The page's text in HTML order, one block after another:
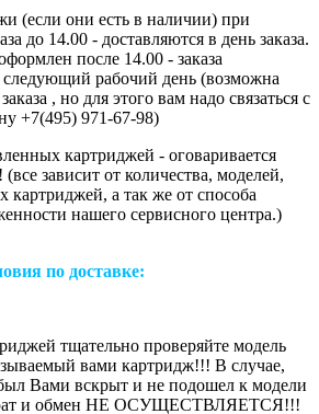
(если они есть в наличии) при
до 14.00 - доставляются в день заказа.
после 14.00 - заказа
следующий рабочий день (возможна
, но для этого вам надо связаться с
+7(495) 971-67-98)
картриджей - оговаривается
зависит от количества, моделей,
картриджей, а так же от способа
нашего сервисного центра.)
по доставке:
тщательно проверяйте модель
вами картридж!!! В случае,
Вами вскрыт и не подошел к модели
и обмен НЕ ОСУЩЕСТВЛЯЕТСЯ!!!